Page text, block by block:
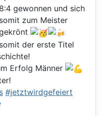
8:4 gewonnen und sich
somit zum Meister
somit der erste Titel
Erfolg Männer
#jetztwirdgefeiert